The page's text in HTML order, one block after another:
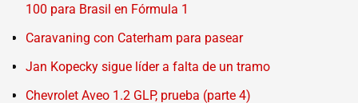
100 para Brasil en Fórmula 1
Caravaning con Caterham para pasear
Jan Kopecky sigue líder a falta de un tramo
Chevrolet Aveo 1.2 GLP, prueba (parte 4)